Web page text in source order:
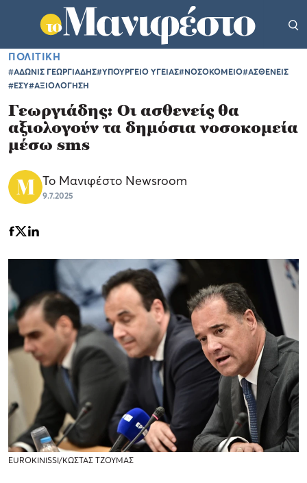
ΠΟΛΙΤΙΚΗ
#ΑΔΩΝΙΣ ΓΕΩΡΓΙΑΔΗΣ#ΥΠΟΥΡΓΕΙΟ ΥΓΕΙΑΣ#ΝΟΣΟΚΟΜΕΙΟ#ΑΣΘΕΝΕΙΣ
#ΕΣΥ#ΑΞΙΟΛΟΓΗΣΗ
Γεωργιάδης: Οι ασθενείς θα
αξιολογούν τα δημόσια νοσοκομεία
μέσω sms
Το Μανιφέστο Newsroom
9.7.2025
EUROKINISSI/ΚΩΣΤΑΣ ΤΖΟΥΜΑΣ